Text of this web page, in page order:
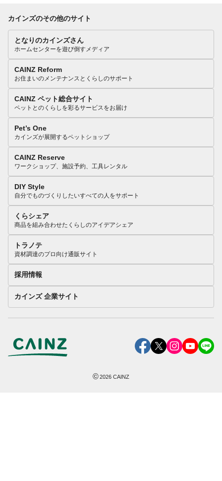
カインズのその他のサイト
となりのカインズさん
ホームセンターを遊び倒すメディア
CAINZ Reform
お住まいのメンテナンスとくらしのサポート
CAINZ ペット総合サイト
ペットとのくらしを彩るサービスをお届け
Pet’s One
カインズが展開するペットショップ
CAINZ Reserve
ワークショップ、施設予約、工具レンタル
DIY Style
自分でものづくりしたいすべての人をサポート
くらシェア
商品を組み合わせたくらしのアイデアシェア
トラノテ
資材調達のプロ向け通販サイト
採用情報
カインズ 企業サイト
©2026 CAINZ